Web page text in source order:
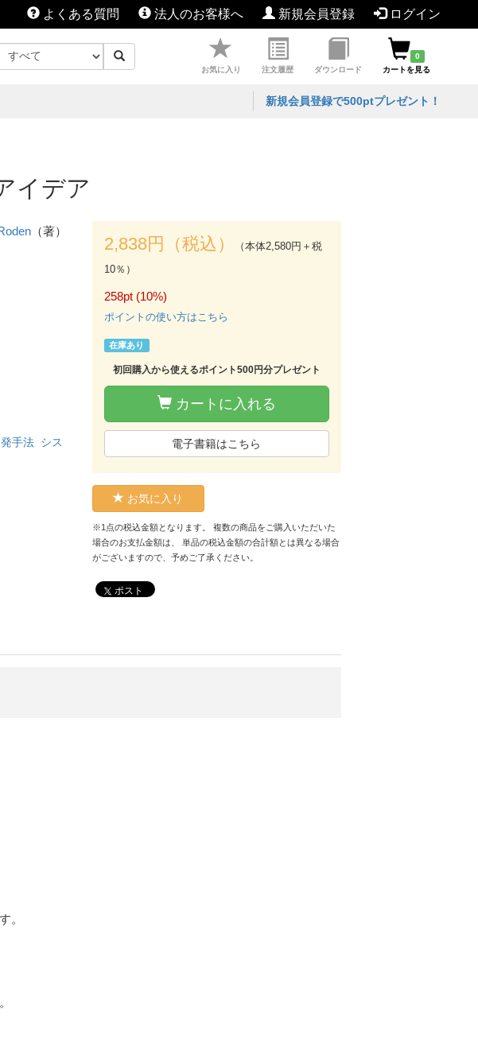
よくある質問 法人のお客様へ 新規会員登録 ログイン
お気に入り 注文履歴 ダウンロード
0
カートを見る
新規会員登録で500ptプレゼント！
イデア
（著）
手法 シス
2,838円（税込）
（本体2,580円＋税
10％）
258pt (10%)
ポイントの使い方はこちら
在庫あり
初回購入から使えるポイント500円分プレゼント
カートに入れる
電子書籍はこちら
お気に入り
※1点の税込金額となります。 複数の商品をご購入いただいた
場合のお支払金額は、 単品の税込金額の合計額とは異なる場合
がございますので、予めご了承ください。
ポスト
。